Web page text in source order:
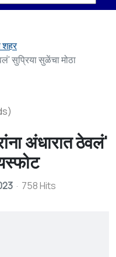
सुप्रिया सुळेंचा मोठा
अंधारात ठेवलं'
758 Hits